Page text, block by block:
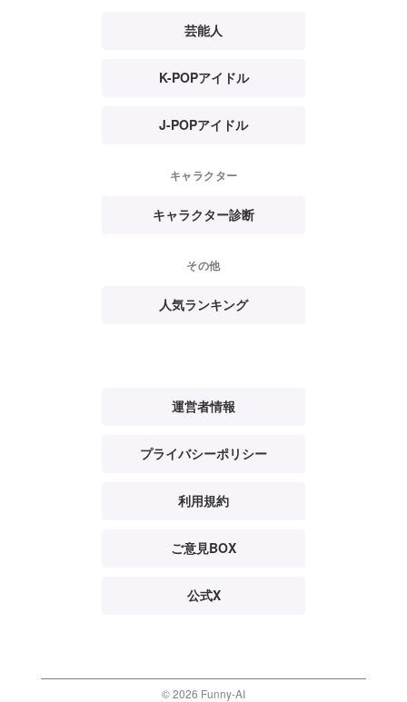
芸能人
K-POPアイドル
J-POPアイドル
キャラクター
キャラクター診断
その他
人気ランキング
運営者情報
プライバシーポリシー
利用規約
ご意見BOX
公式X
© 2026 Funny-AI